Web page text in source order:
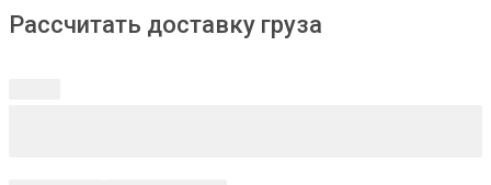
Рассчитать доставку груза